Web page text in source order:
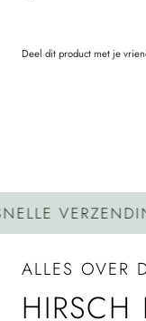
Deel dit product met je
VERZENDING◦
ALLES OVER
HIRSCH